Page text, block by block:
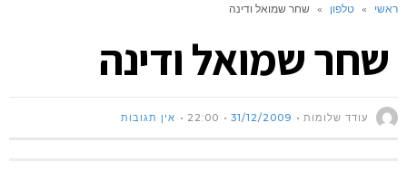
ראשי » טלפון » שחר שמואל ודינה
שחר שמואל ודינה
עודד שלומות 31/12/2009
22:00 אין תגובות